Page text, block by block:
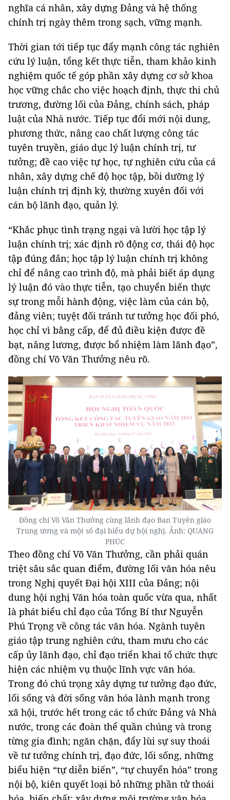
nghĩa cá nhân, xây dựng Đảng và hệ thống
chính trị ngày thêm trong sạch, vững mạnh.
Thời gian tới tiếp tục đẩy mạnh công tác nghiên
cứu lý luận, tổng kết thực tiễn, tham khảo kinh
nghiệm quốc tế góp phần xây dựng cơ sở khoa
học vững chắc cho việc hoạch định, thực thi chủ
trương, đường lối của Đảng, chính sách, pháp
luật của Nhà nước. Tiếp tục đổi mới nội dung,
phương thức, nâng cao chất lượng công tác
tuyên truyền, giáo dục lý luận chính trị, tư
tưởng; đề cao việc tự học, tự nghiên cứu của cá
nhân, xây dựng chế độ học tập, bồi dưỡng lý
luận chính trị định kỳ, thường xuyên đối với
cán bộ lãnh đạo, quản lý.
“Khắc phục tình trạng ngại và lười học tập lý
luận chính trị; xác định rõ động cơ, thái độ học
tập đúng đắn; học tập lý luận chính trị không
chỉ để nâng cao trình độ, mà phải biết áp dụng
lý luận đó vào thực tiễn, tạo chuyển biến thực
sự trong mỗi hành động, việc làm của cán bộ,
đảng viên; tuyệt đối tránh tư tưởng học đối phó,
học chỉ vì bằng cấp, để đủ điều kiện được đề
bạt, nâng lương, được bổ nhiệm làm lãnh đạo”,
đồng chí Võ Văn Thưởng nêu rõ.
Đồng chí Võ Văn Thưởng cùng lãnh đạo Ban Tuyên giáo
Trung ương và một số đại biểu dự hội nghị. Ảnh: QUANG
PHÚC
Theo đồng chí Võ Văn Thưởng, cần phải quán
triệt sâu sắc quan điểm, đường lối văn hóa nêu
trong Nghị quyết Đại hội XIII của Đảng; nội
dung hội nghị Văn hóa toàn quốc vừa qua, nhất
là phát biểu chỉ đạo của Tổng Bí thư Nguyễn
Phú Trọng về công tác văn hóa. Ngành tuyên
giáo tập trung nghiên cứu, tham mưu cho các
cấp ủy lãnh đạo, chỉ đạo triển khai tổ chức thực
hiện các nhiệm vụ thuộc lĩnh vực văn hóa.
Trong đó chú trọng xây dựng tư tưởng đạo đức,
lối sống và đời sống văn hóa lành mạnh trong
xã hội, trước hết trong các tổ chức Đảng và Nhà
nước, trong các đoàn thể quần chúng và trong
từng gia đình; ngăn chặn, đẩy lùi sự suy thoái
về tư tưởng chính trị, đạo đức, lối sống, những
biểu hiện “tự diễn biến”, “tự chuyển hóa” trong
nội bộ, kiên quyết loại bỏ những phần tử thoái